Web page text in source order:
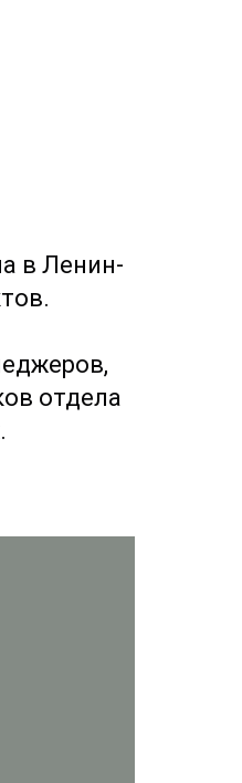
в Ленин-
отдела